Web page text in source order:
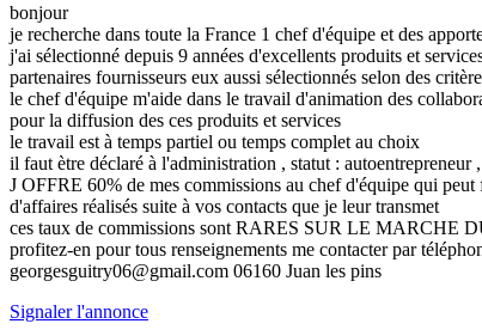
bonjour
je recherche dans toute la France 1 chef d'équipe et des
j'ai sélectionné depuis 9 années d'excellents produits et
partenaires fournisseurs eux aussi sélectionnés selon des
le chef d'équipe m'aide dans le travail d'animation des
pour la diffusion des ces produits et services
le travail est à temps partiel ou temps complet au choix
il faut ètre déclaré à l'administration , statut : autoentrepreneur
J OFFRE 60% de mes commissions au chef d'équipe qui
d'affaires réalisés suite à vos contacts que je leur transmet
ces taux de commissions sont RARES SUR LE MARCHE
profitez-en pour tous renseignements me contacter par
georgesguitry06@gmail.com 06160 Juan les pins
Signaler l'annonce